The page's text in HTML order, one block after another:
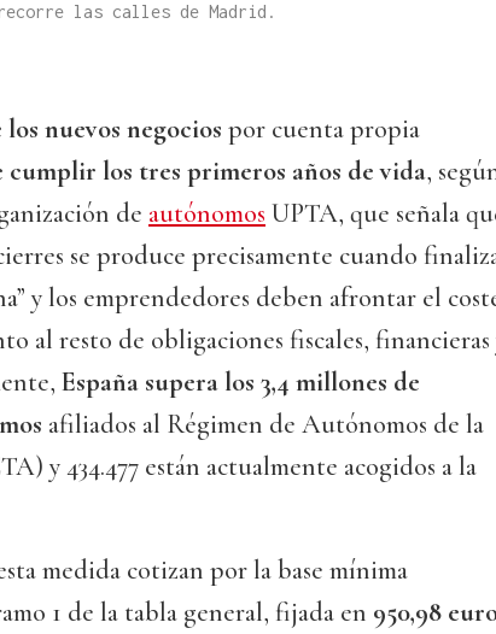
las calles de Madrid.
nuevos negocios por cuenta propia
cumplir los tres primeros años de vida,
de autónomos UPTA, que señala
se produce precisamente cuando
y los emprendedores deben afrontar el
al resto de obligaciones fiscales, financieras
España supera los 3,4 millones de
afiliados al Régimen de Autónomos de la
y 434.477 están actualmente acogidos a la
medida cotizan por la base mínima
1 de la tabla general, fijada en 950,98